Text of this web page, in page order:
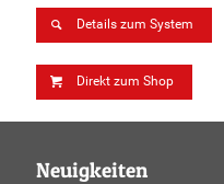
Details zum System
Direkt zum Shop
Neuigkeiten